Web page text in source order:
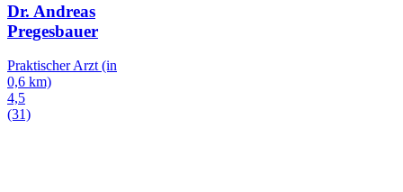
Dr. Andreas
Pregesbauer
Praktischer Arzt (in
0,6 km)
4,5
(31)